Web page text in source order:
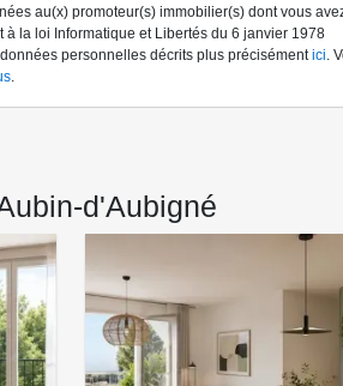
au(x) promoteur(s) immobilier(s) dont vous
la loi Informatique et Libertés du 6 janvier 1978
personnelles décrits plus précisémentici .
d'Aubigné